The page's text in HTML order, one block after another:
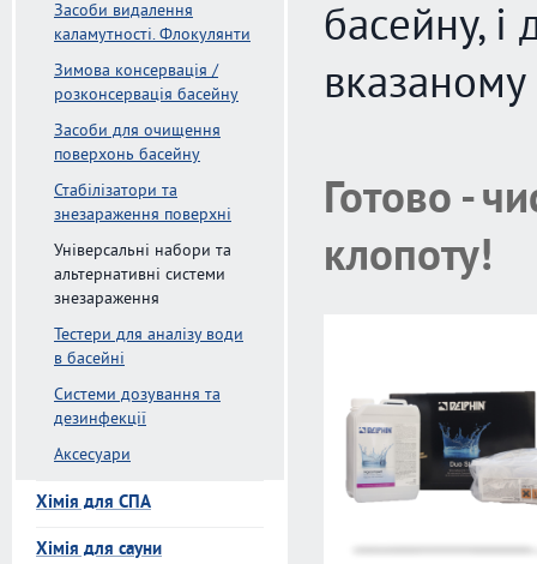
Засоби видалення
каламутності. Флокулянти
Зимова консервація /
розконсервація басейну
Засоби для очищення
поверхонь басейну
Стабілізатори та
знезараження поверхні
Універсальні набори та
альтернативні системи
знезараження
Тестери для аналізу води
в басейні
Системи дозування та
дезинфекції
Аксесуари
Хімія для СПА
Хімія для сауни
басейну,
Готово -
клопоту!